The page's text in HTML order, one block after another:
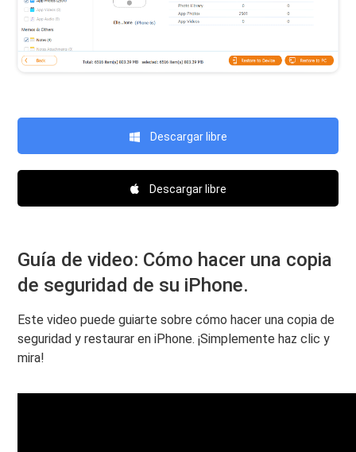
Descargar libre
Descargar libre
Guía de video: Cómo hacer una copia
de seguridad de su iPhone.
Este video puede guiarte sobre cómo hacer una copia de
seguridad y restaurar en iPhone. ¡Simplemente haz clic y
mira!